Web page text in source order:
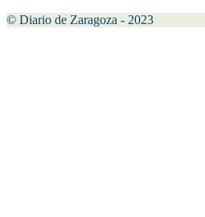
© Diario de Zaragoza - 2023